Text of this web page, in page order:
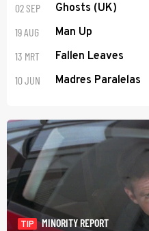
02 SEP Ghosts (UK)
19 AUG Man Up
13 MRT Fallen Leaves
10 JUN Madres Paralelas
TIP
MINORITY REPORT